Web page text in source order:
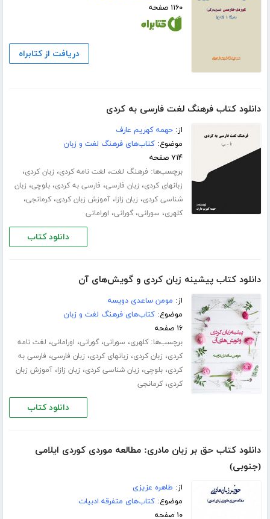
۱۱۶۰ صفحه
دریافت از کتابراه
دانلود کتاب فرهنگ لغت فارسی به کردی
از:حهمه کهریم عارف
موضوع:کتاب‌های فرهنگ لغت و زبان
۷۱۴ صفحه
برچسب‌ها: فرهنگ لغت، لغت نامه کردی، زبان کردی،
زبانهای کردی، زبان فارسی، فارسی به کردی،بلوچی، زبان
شناسی کردی، زبان زازا،آموزش زبان کردی،کرمانجی،
کلهری، سورانی،گورانی، اورامانی
دانلود کتاب
دانلود کتاب پیشینه زبان کردی و گویش‌های آن
از: مومن ساعدی دویسه
موضوع:کتاب‌های فرهنگ لغت و زبان
۱۶ صفحه
برچسب‌ها:کلهری، سورانی،گورانی، اورامانی، لغت نامه
کردی، زبان کردی، زبانهای کردی، زبان فارسی، فارسی به
کردی،بلوچی، زبان شناسی کردی، زبان زازا،آموزش زبان
کردی،کرمانجی
دانلود کتاب
دانلود کتاب حق بر زبان مادری: مطالعه موردی کوردی ایلامی
(جنوبی)
از: طاهره عزیزی
موضوع:کتاب‌های متفرقه ادبیات
۱۰ صفحه